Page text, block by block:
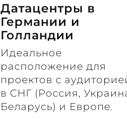
Датацентры в
Германии и
Голландии
Идеальное
расположение для
проектов с
в СНГ (Россия,
Беларусь) и Европе.